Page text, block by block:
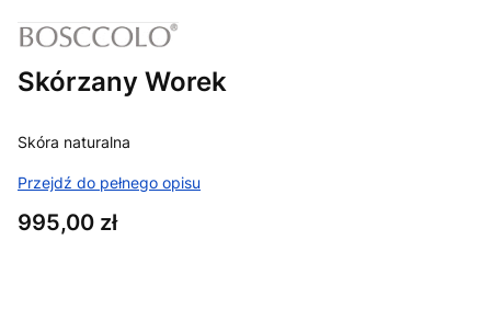
Skórzany Worek
Skóra naturalna
Przejdź do pełnego opisu
Cena
995,00 zł